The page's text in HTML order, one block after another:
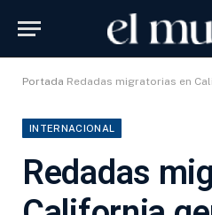
Portada Redadas migratorias en
INTERNACIONAL
Redadas